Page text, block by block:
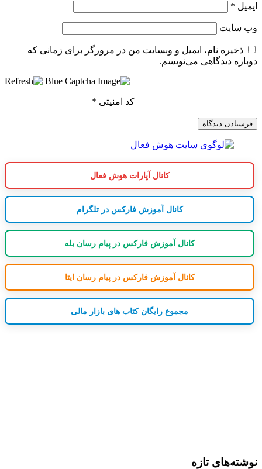
ایمیل *
وب‌ سایت
ذخیره نام، ایمیل و وبسایت من در مرورگر برای زمانی که
دوباره دیدگاهی می‌نویسم.
کد امنیتی *
کانال آپارات هوش فعال
کانال آموزش فارکس در تلگرام
کانال آموزش فارکس در پیام رسان بله
کانال آموزش فارکس در پیام رسان ایتا
مجموع رایگان کتاب های بازار مالی
نوشته‌های تازه